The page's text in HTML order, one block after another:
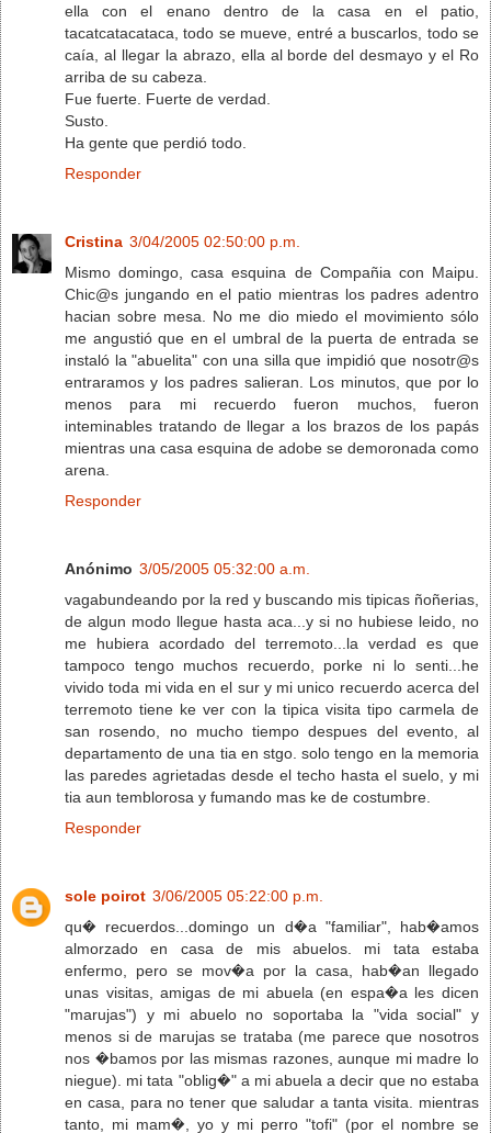
ella con el enano dentro de la casa en el patio,
tacatcatacataca, todo se mueve, entré a buscarlos, todo se
caía, al llegar la abrazo, ella al borde del desmayo y el Ro
arriba de su cabeza.
Fue fuerte. Fuerte de verdad.
Susto.
Ha gente que perdió todo.
Responder
Cristina 3/04/2005 02:50:00 p.m.
Mismo domingo, casa esquina de Compañia con Maipu.
Chic@s jungando en el patio mientras los padres adentro
hacian sobre mesa. No me dio miedo el movimiento sólo
me angustió que en el umbral de la puerta de entrada se
instaló la "abuelita" con una silla que impidió que nosotr@s
entraramos y los padres salieran. Los minutos, que por lo
menos para mi recuerdo fueron muchos, fueron
inteminables tratando de llegar a los brazos de los papás
mientras una casa esquina de adobe se demoronada como
arena.
Responder
Anónimo 3/05/2005 05:32:00 a.m.
vagabundeando por la red y buscando mis tipicas ñoñerias,
de algun modo llegue hasta aca...y si no hubiese leido, no
me hubiera acordado del terremoto...la verdad es que
tampoco tengo muchos recuerdo, porke ni lo senti...he
vivido toda mi vida en el sur y mi unico recuerdo acerca del
terremoto tiene ke ver con la tipica visita tipo carmela de
san rosendo, no mucho tiempo despues del evento, al
departamento de una tia en stgo. solo tengo en la memoria
las paredes agrietadas desde el techo hasta el suelo, y mi
tia aun temblorosa y fumando mas ke de costumbre.
Responder
sole poirot 3/06/2005 05:22:00 p.m.
qu� recuerdos...domingo un d�a "familiar", hab�amos
almorzado en casa de mis abuelos. mi tata estaba
enfermo, pero se mov�a por la casa, hab�an llegado
unas visitas, amigas de mi abuela (en espa�a les dicen
"marujas") y mi abuelo no soportaba la "vida social" y
menos si de marujas se trataba (me parece que nosotros
nos �bamos por las mismas razones, aunque mi madre lo
niegue). mi tata "oblig�" a mi abuela a decir que no estaba
en casa, para no tener que saludar a tanta visita. mientras
tanto, mi mam�, yo y mi perro "tofi" (por el nombre se